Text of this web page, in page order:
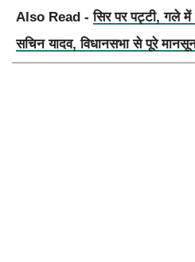
Also Read -सिर पर पट्टी, गले
सचिन यादव, विधानसभा से पूरे